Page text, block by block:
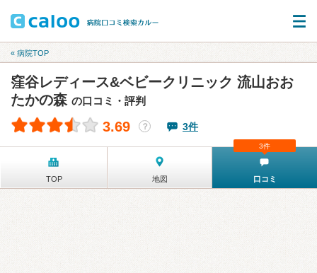
« 病院TOP
窪谷レディース&ベビークリニック 流山おお
たかの森 の口コミ・評判
3.69 ？ 3件
TOP 地図 口コミ
3件